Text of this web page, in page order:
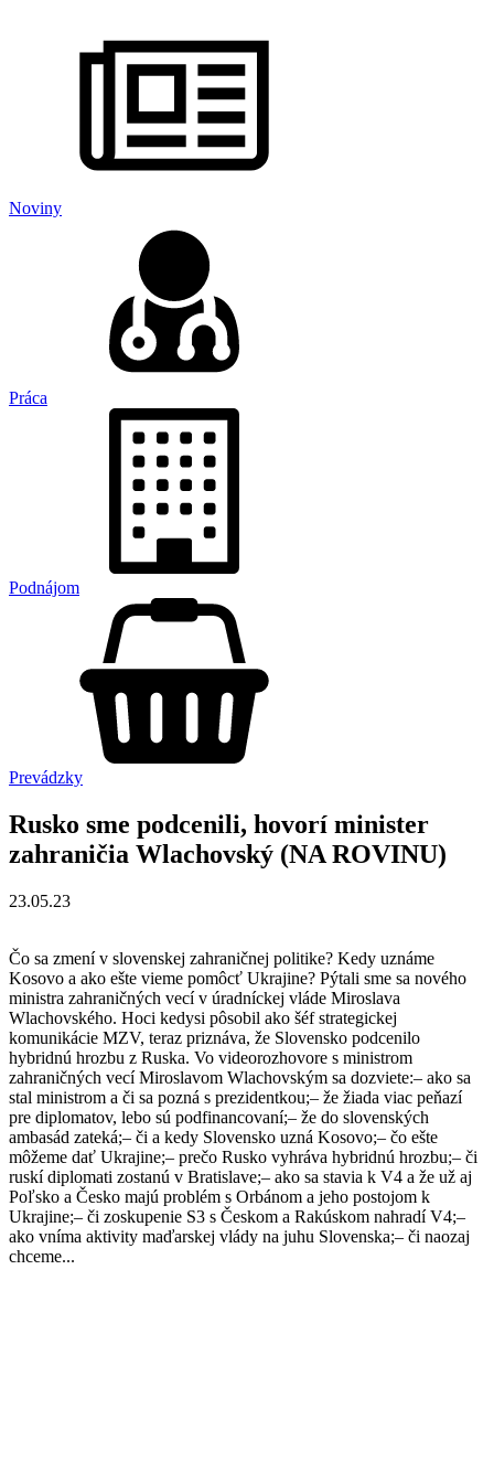
Noviny
Práca
Podnájom
Prevádzky
Rusko sme podcenili, hovorí minister
zahraničia Wlachovský (NA ROVINU)
23.05.23
Čo sa zmení v slovenskej zahraničnej politike? Kedy uznáme
Kosovo a ako ešte vieme pomôcť Ukrajine? Pýtali sme sa nového
ministra zahraničných vecí v úradníckej vláde Miroslava
Wlachovského. Hoci kedysi pôsobil ako šéf strategickej
komunikácie MZV, teraz priznáva, že Slovensko podcenilo
hybridnú hrozbu z Ruska. Vo videorozhovore s ministrom
zahraničných vecí Miroslavom Wlachovským sa dozviete:– ako sa
stal ministrom a či sa pozná s prezidentkou;– že žiada viac peňazí
pre diplomatov, lebo sú podfinancovaní;– že do slovenských
ambasád zateká;– či a kedy Slovensko uzná Kosovo;– čo ešte
môžeme dať Ukrajine;– prečo Rusko vyhráva hybridnú hrozbu;– či
ruskí diplomati zostanú v Bratislave;– ako sa stavia k V4 a že už aj
Poľsko a Česko majú problém s Orbánom a jeho postojom k
Ukrajine;– či zoskupenie S3 s Českom a Rakúskom nahradí V4;–
ako vníma aktivity maďarskej vlády na juhu Slovenska;– či naozaj
chceme...